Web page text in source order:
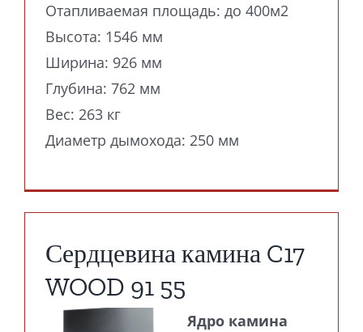
Отапливаемая площадь: до 400м2
Высота: 1546 мм
Ширина: 926 мм
Глубина: 762 мм
Вес: 263 кг
Диаметр дымохода: 250 мм
Сердцевина камина C17
WOOD 91 55
Ядро камина